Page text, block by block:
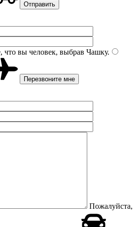
что вы человек, выбрав Чашку.
Пожалуйста,